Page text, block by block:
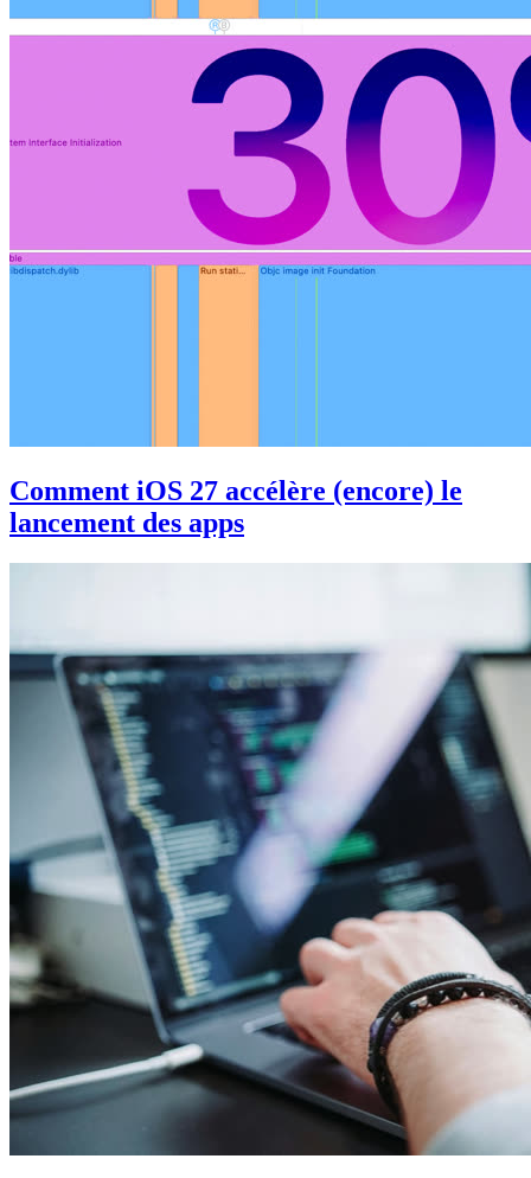
Comment iOS 27 accélère (encore) le
lancement des apps